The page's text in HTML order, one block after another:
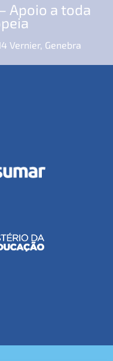
Apoio a toda
Vernier, Genebra